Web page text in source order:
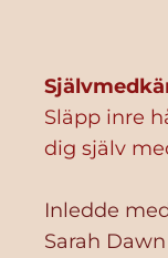
Släpp inre
dig själv
Inledde
Sarah